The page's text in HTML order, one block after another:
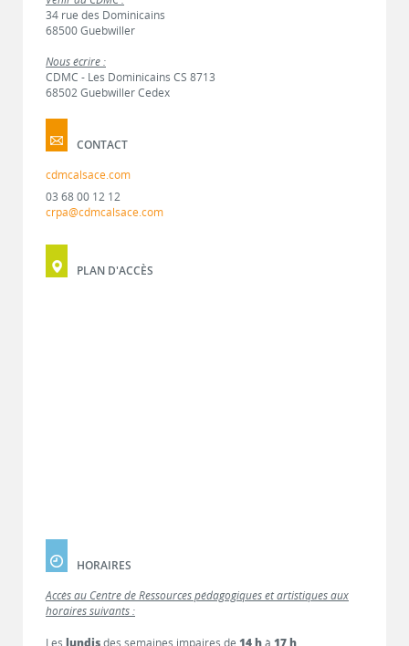
34 rue des Dominicains
68500 Guebwiller
Nous écrire :
CDMC - Les Dominicains CS 8713
68502 Guebwiller Cedex
CONTACT
cdmcalsace.com
03 68 00 12 12
crpa@cdmcalsace.com
PLAN D'ACCÈS
HORAIRES
Accès au Centre de Ressources pédagogiques et artistiques aux
horaires suivants :
Les lundisdes semaines impaires de 14 hà 17 h